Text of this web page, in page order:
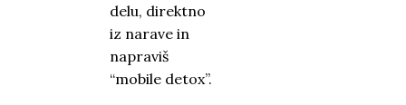
delu, direktno
iz narave in
napraviš
“mobile detox”.